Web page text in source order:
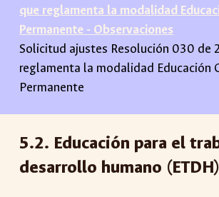
que reglamenta la modalidad
Permanente - Observaciones
Solicitud ajustes Resolución 030 de
reglamenta la modalidad Educación
Permanente
5.2. Educación para el
desarrollo humano (ETDH)